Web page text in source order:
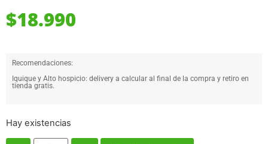
$18.990
Recomendaciones:
Iquique y Alto hospicio: delivery a calcular al final de la compra y retiro en
tienda gratis.
Hay existencias